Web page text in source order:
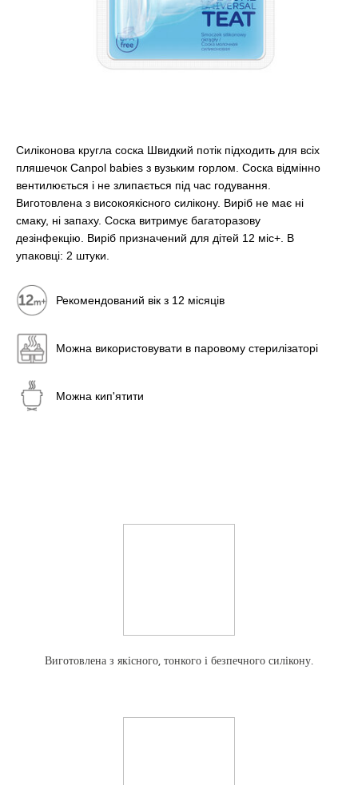
Силіконова кругла соска Швидкий потік підходить для всіх
пляшечок Canpol babies з вузьким горлом. Соска відмінно
вентилюється і не злипається під час годування.
Виготовлена з високоякісного силікону. Виріб не має ні
смаку, ні запаху. Соска витримує багаторазову
дезінфекцію. Виріб призначений для дітей 12 міс+. В
упаковці: 2 штуки.
Рекомендований вік з 12 місяців
Можна використовувати в паровому стерилізаторі
Можна кип'ятити
Виготовлена з якісного, тонкого і безпечного силікону.